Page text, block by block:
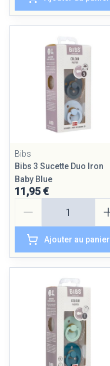
Bibs
Bibs 3 Sucette Duo Iron
Baby Blue
11,95 €
Ajouter au panier